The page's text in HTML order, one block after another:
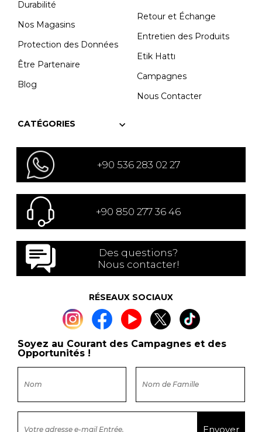
Durabilité
Nos Magasins
Protection des Données
Être Partenaire
Blog
Retour et Échange
Entretien des Produits
Etik Hattı
Campagnes
Nous Contacter
CATÉGORIES
+90 536 283 02 27
+90 850 277 36 46
Des questions?
Nous contacter!
RÉSEAUX SOCIAUX
Soyez au Courant des Campagnes et des
Opportunités !